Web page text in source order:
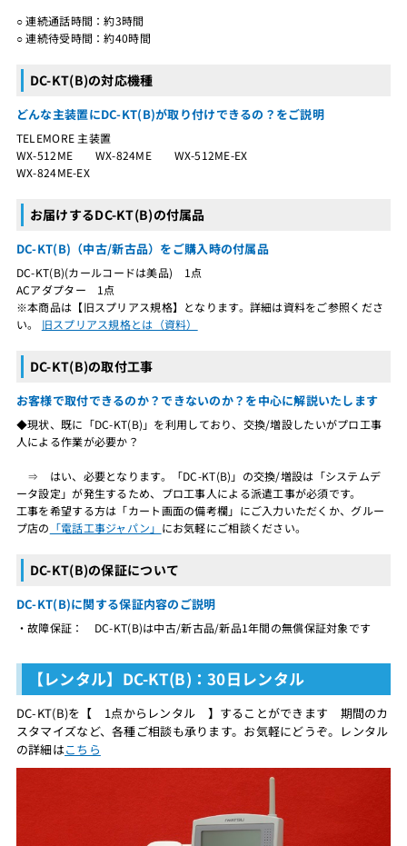
○ 連続通話時間：約3時間
○ 連続待受時間：約40時間
DC-KT(B)の対応機種
どんな主装置にDC-KT(B)が取り付けできるの？をご説明
TELEMORE 主装置
WX-512ME WX-824ME WX-512ME-EX
WX-824ME-EX
お届けするDC-KT(B)の付属品
DC-KT(B)（中古/新古品）をご購入時の付属品
DC-KT(B)(カールコードは美品) 1点
ACアダプター 1点
※本商品は【旧スプリアス規格】となります。詳細は資料をご参照くださ
い。 旧スプリアス規格とは（資料）
DC-KT(B)の取付工事
お客様で取付できるのか？できないのか？を中心に解説いたします
◆現状、既に「DC-KT(B)」を利用しており、交換/増設したいがプロ工事
人による作業が必要か？
⇒ はい、必要となります。「DC-KT(B)」の交換/増設は「システムデ
ータ設定」が発生するため、プロ工事人による派遣工事が必須です。
工事を希望する方は「カート画面の備考欄」にご入力いただくか、グルー
プ店の 「電話工事ジャパン」 にお気軽にご相談ください。
DC-KT(B)の保証について
DC-KT(B)に関する保証内容のご説明
・故障保証： DC-KT(B)は中古/新古品/新品1年間の無償保証対象です
【レンタル】DC-KT(B)：30日レンタル
DC-KT(B)を【 1点からレンタル 】することができます 期間のカ
スタマイズなど、各種ご相談も承ります。お気軽にどうぞ。レンタル
の詳細はこちら